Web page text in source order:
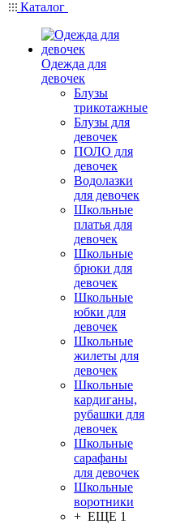
Каталог
Одежда для
девочек
Блузы
трикотажные
Блузы для
девочек
ПОЛО для
девочек
Водолазки
для девочек
Школьные
платья для
девочек
Школьные
брюки для
девочек
Школьные
юбки для
девочек
Школьные
жилеты для
девочек
Школьные
кардиганы,
рубашки для
девочек
Школьные
сарафаны
для девочек
Школьные
воротники
+ ЕЩЕ 1